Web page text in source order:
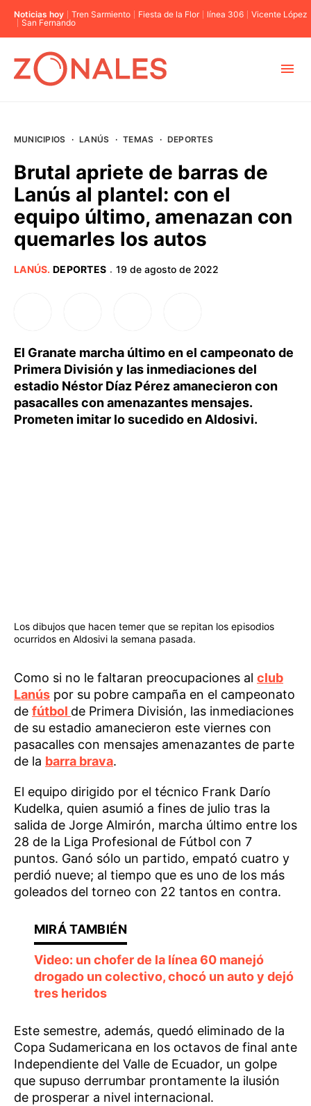
Noticias hoy Tren Sarmiento Fiesta de la Flor línea 306
Vicente López
San Fernando
BUENOS AIRES
PROVINCIAS
MUNICIPIOS · LANÚS · TEMAS · DEPORTES
Brutal apriete de barras de
Lanús al plantel: con el
equipo último, amenazan con
quemarles los autos
LANÚS. DEPORTES · 19 de agosto de 2022
El Granate marcha último en el campeonato de
Primera División y las inmediaciones del
estadio Néstor Díaz Pérez amanecieron con
pasacalles con amenazantes mensajes.
Prometen imitar lo sucedido en Aldosivi.
Los dibujos que hacen temer que se repitan los episodios
ocurridos en Aldosivi la semana pasada.
Como si no le faltaran preocupaciones al club
Lanús por su pobre campaña en el campeonato
de fútbol de Primera División, las inmediaciones
de su estadio amanecieron este viernes con
pasacalles con mensajes amenazantes de parte
de la barra brava.
El equipo dirigido por el técnico Frank Darío
Kudelka, quien asumió a fines de julio tras la
salida de Jorge Almirón, marcha último entre los
28 de la Liga Profesional de Fútbol con 7
puntos. Ganó sólo un partido, empató cuatro y
perdió nueve; al tiempo que es uno de los más
goleados del torneo con 22 tantos en contra.
Video: un chofer de la línea 60 manejó
drogado un colectivo, chocó un auto y dejó
tres heridos
Este semestre, además, quedó eliminado de la
Copa Sudamericana en los octavos de final ante
Independiente del Valle de Ecuador, un golpe
que supuso derrumbar prontamente la ilusión
de prosperar a nivel internacional.